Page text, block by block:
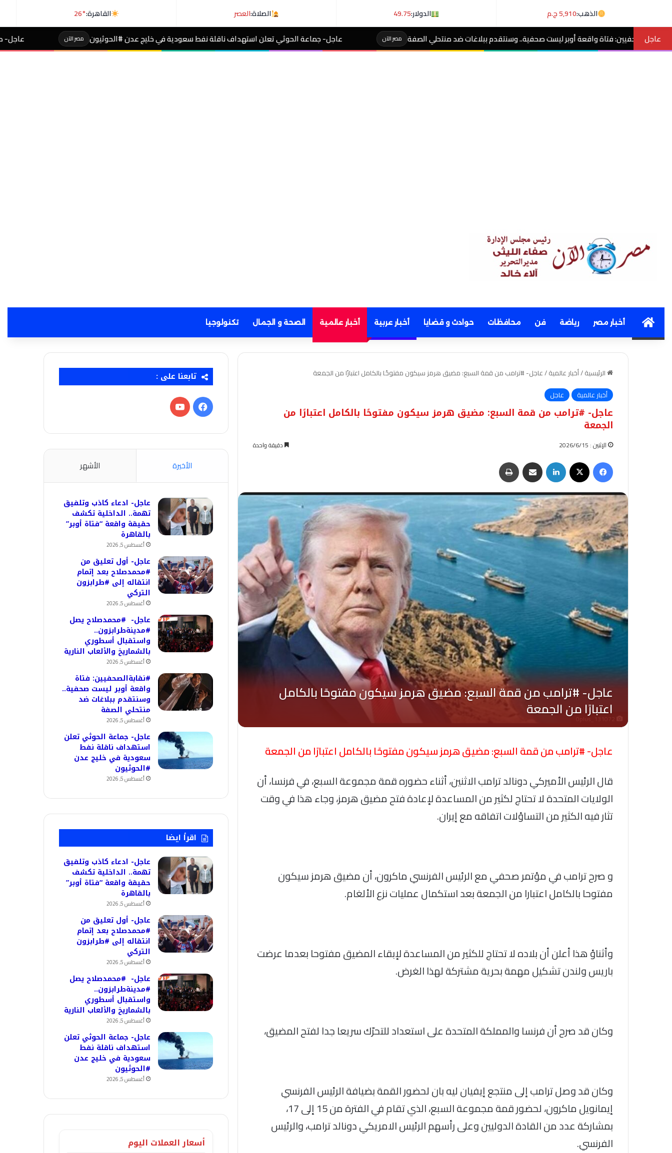
الذهب:5,910 ج.م الدولار:49.75 الصلاة:العصر القاهرة:26°
عاجل
أوبر ليست صحفية.. وسنتقدم ببلاغات ضد منتحلي الصفة مصر الآن عاجل- جماعة الحوثي تعلن استهداف ناقلة نفط سعودية في خليج عدن #الحوثيون مصر الآن عاجل- طالبة صاحبة مجموع 4% بالثانوية تفجر مفاجأة بعد التظلم
Homeأخبار مصر رياضة فن محافظات حوادث و قضايا أخبار عربية أخبار عالمية الصحة و الجمال تكنولوجيا
الرئيسية/أخبار عالمية/عاجل- #ترامب من قمة السبع: مضيق هرمز سيكون مفتوحًا بالكامل اعتبارًا من الجمعة
أخبار عالمية
عاجل
عاجل- #ترامب من قمة السبع: مضيق هرمز سيكون مفتوحًا بالكامل اعتبارًا من
الجمعة
الإثنين : 2026/6/15 دقيقة واحدة
فيسبوك لينكدإن مشاركة عبر البريد
عاجل- #ترامب من قمة السبع: مضيق هرمز سيكون مفتوحًا بالكامل اعتبارًا من الجمعة
قال الرئيس الأميركي دونالد ترامب الاثنين، أثناء حضوره قمة مجموعة السبع، في فرنسا، أن
الولايات المتحدة لا تحتاج لكثير من المساعدة لإعادة فتح مضيق هرمز، وجاء هذا في وقت
تثار فيه الكثير من التساؤلات اتفاقه مع إيران.
و صرح ترامب في مؤتمر صحفي مع الرئيس الفرنسي ماكرون، أن مضيق هرمز سيكون
مفتوحا بالكامل اعتبارا من الجمعة بعد استكمال عمليات نزع الألغام.
وأثناؤ هذا أعلن أن بلاده لا تحتاج للكثير من المساعدة لإبقاء المضيق مفتوحا بعدما عرضت
باريس ولندن تشكيل مهمة بحرية مشتركة لهذا الغرض.
وكان قد صرح أن فرنسا والمملكة المتحدة على استعداد للتحرّك سريعا جدا لفتح المضيق،
وكان قد وصل ترامب إلى منتجع إيفيان ليه بان لحضور القمة بضيافة الرئيس الفرنسي
إيمانويل ماكرون، لحضور قمة مجموعة السبع، الذي تقام في الفترة من 15 إلى 17،
بمشاركة عدد من القادة الدوليين وعلى رأسهم الرئيس الامريكي دونالد ترامب، والرئيس
الفرنسي.
تابعنا على :
فيسبوك‫YouTube
الأخيرة الأشهر
عاجل- ادعاء كاذب وتلفيق
تهمة.. الداخلية تكشف
حقيقة واقعة “فتاة أوبر”
بالقاهرة
أغسطس 5, 2026
عاجل- أول تعليق من
#محمدصلاح بعد إتمام
انتقاله إلى #طرابزون
التركي
أغسطس 5, 2026
عاجل- #محمدصلاح يصل
#مدينةطرابزون..
واستقبال أسطوري
بالشماريخ والألعاب النارية
أغسطس 5, 2026
#نقابةالصحفيين: فتاة
واقعة أوبر ليست صحفية..
وسنتقدم ببلاغات ضد
منتحلي الصفة
أغسطس 5, 2026
عاجل- جماعة الحوثي تعلن
استهداف ناقلة نفط
سعودية في خليج عدن
#الحوثيون
أغسطس 5, 2026
اقرأ ايضا
عاجل- ادعاء كاذب وتلفيق
تهمة.. الداخلية تكشف
حقيقة واقعة “فتاة أوبر”
بالقاهرة
أغسطس 5, 2026
عاجل- أول تعليق من
#محمدصلاح بعد إتمام
انتقاله إلى #طرابزون
التركي
أغسطس 5, 2026
عاجل- #محمدصلاح يصل
#مدينةطرابزون..
واستقبال أسطوري
بالشماريخ والألعاب النارية
أغسطس 5, 2026
عاجل- جماعة الحوثي تعلن
استهداف ناقلة نفط
سعودية في خليج عدن
#الحوثيون
أغسطس 5, 2026
أسعار العملات اليوم